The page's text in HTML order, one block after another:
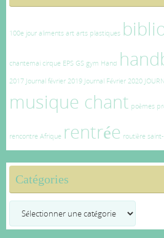
100e jour aliments art arts plastiques
chantemai cirque EPS GS gym Hand
2017 Journal février 2019 Journal Février 2020
musique chant poèmes
rencontre Afrique rentrée routière
Catégories